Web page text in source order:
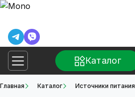
Каталог
Главная Каталог Источники питания